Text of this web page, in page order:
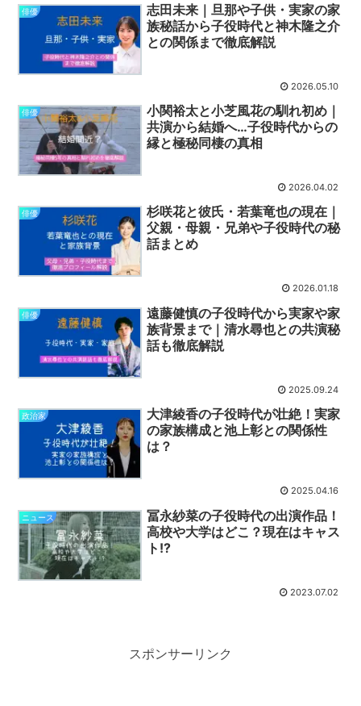
俳優
志田未来｜旦那や子供・実家の家
族秘話から子役時代と神木隆之介
との関係まで徹底解説
2026.05.10
俳優
小関裕太と小芝風花の馴れ初め｜
共演から結婚へ…子役時代からの
縁と極秘同棲の真相
2026.04.02
俳優
杉咲花と彼氏・若葉竜也の現在｜
父親・母親・兄弟や子役時代の秘
話まとめ
2026.01.18
俳優
遠藤健慎の子役時代から実家や家
族背景まで｜清水尋也との共演秘
話も徹底解説
2025.09.24
政治家
大津綾香の子役時代が壮絶！実家
の家族構成と池上彰との関係性
は？
2025.04.16
ニュース
冨永紗菜の子役時代の出演作品！
高校や大学はどこ？現在はキャス
ト!?
2023.07.02
スポンサーリンク